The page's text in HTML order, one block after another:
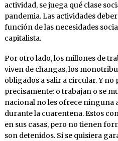
actividad, se juega qué clase
pandemia. Las actividades
función de las necesidades
capitalista.
Por otro lado, los millones de
viven de changas, los
obligados a salir a circular. Y no
precisamente: o trabajan o se
nacional no les ofrece ninguna
durante la cuarentena. Estos
en sus casas, pero no tienen
son detenidos. Si se quisiera